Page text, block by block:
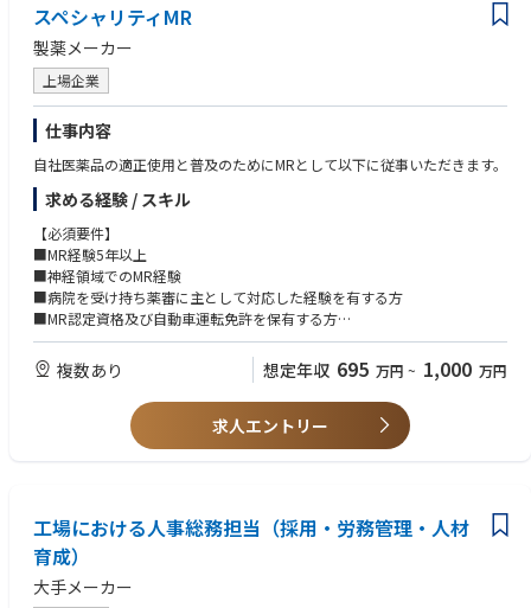
ジン等)の推進装置の設計開発
・特殊車輌の構成品艤装・レイアウト設計 など
・ミサイルにおける試験対応業務(発射試験、エンジン燃焼試験)
・防衛航空機における構造設計、装備品設計、性能検討
・ロケットモータの開発設計・評価
・ミサイルの地上装置野設計
◆職種ご紹介
・プロジェクトマネージャー
・メカトロニクスエンジニア
・エレクトロニクスエンジニア
・ファームウェアエンジニア
◆幅広いご経験の方がご活躍されておりいます
・PL／PM
・リーダー
‐飛昇体設計技術
∟機体構造、装備、推進装置設計
-安全性解析・耐空性認証
∟モデル・シミュレーションによる製品設計機体モデル設計、シミュレ
ーション活用／デジタルエンジニアリング／
QCD（品質・コスト・納期）最適化
スペシャリティMR
製薬メーカー
上場企業
仕事内容
自社医薬品の適正使用と普及のためにMRとして以下に従事いただきます。
求める経験 / スキル
【必須要件】
■MR経験5年以上
■神経領域でのMR経験
■病院を受け持ち薬審に主として対応した経験を有する方
■MR認定資格及び自動車運転免許を保有する方
■将来的な転勤に対応可能な方
【歓迎要件】
■論文を読み込める英語力
複数あり 想定年収 695 万円 ~ 1,000 万円
求人エントリー
工場における人事総務担当（採用・労務管理・人材
育成）
大手メーカー